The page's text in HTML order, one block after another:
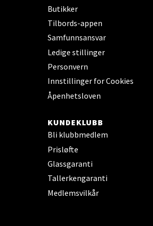
Butikker
Tilbords-appen
Samfunnsansvar
Ledige stillinger
Personvern
Innstillinger for Cookies
Åpenhetsloven
KUNDEKLUBB
Bli klubbmedlem
Prisløfte
Glassgaranti
Tallerkengaranti
Medlemsvilkår
Thon Senter Steinkjer